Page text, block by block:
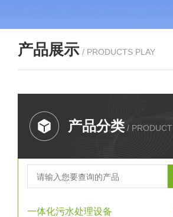
产品展示 / PRODUCTS PLAY
产品分类 / PRODUCT
一体化污水处理设备